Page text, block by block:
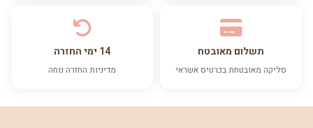
תשלום מאובטח
סליקה מאובטחת בכרטיס אשראי
14 ימי החזרה
מדיניות החזרה נוחה